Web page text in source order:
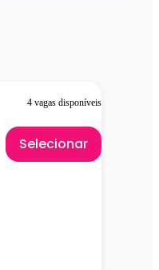
4 vagas disponíveis
Selecionar